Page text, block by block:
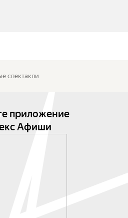
спектакли
приложение
Афиши